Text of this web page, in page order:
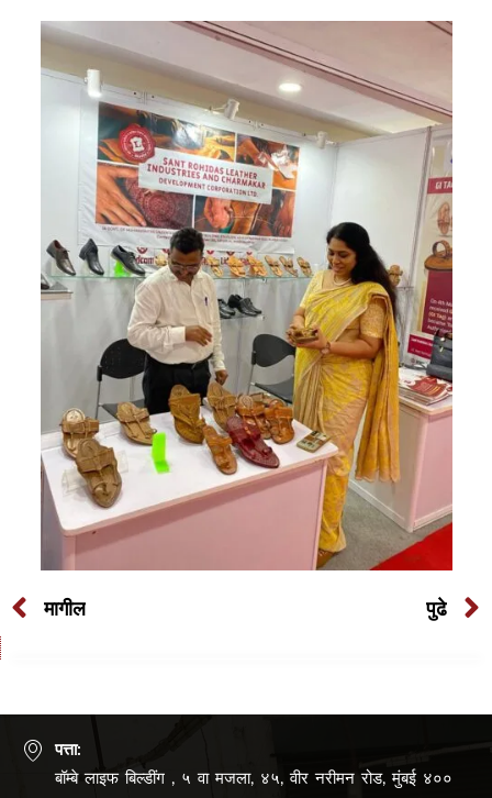
मागील पुढे
पत्ता:
बॉम्बे लाइफ बिल्डींग , ५ वा मजला, ४५, वीर नरीमन रोड, मुंबई ४००